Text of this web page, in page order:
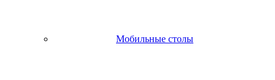
Мобильные столы